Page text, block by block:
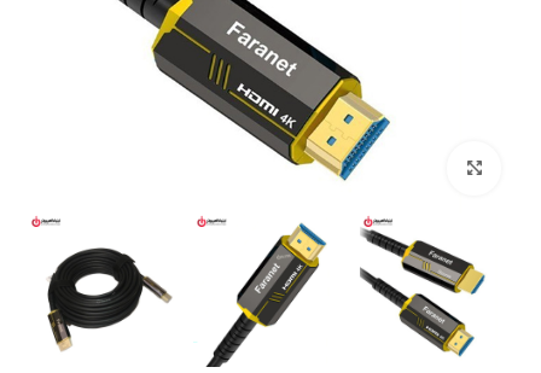
بزرگنمایی تصویر